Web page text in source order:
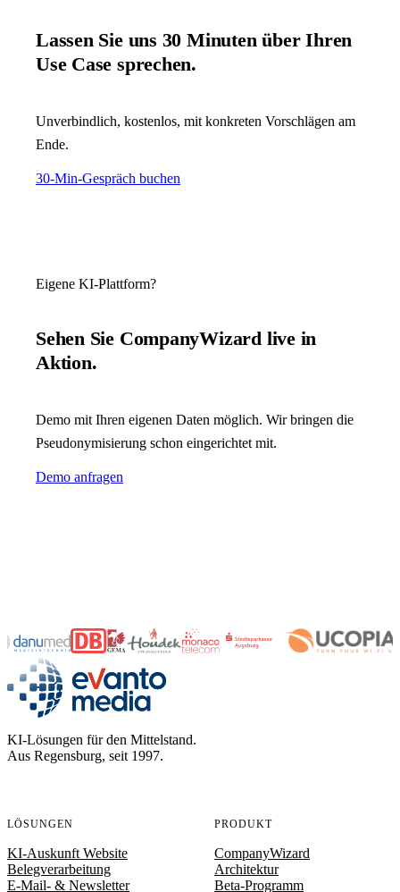
Lassen Sie uns 30 Minuten über Ihren
Use Case sprechen.
Unverbindlich, kostenlos, mit konkreten Vorschlägen am
Ende.
30-Min-Gespräch buchen
Eigene KI-Plattform?
Sehen Sie CompanyWizard live in
Aktion.
Demo mit Ihren eigenen Daten möglich. Wir bringen die
Pseudonymisierung schon eingerichtet mit.
Demo anfragen
evanto media
KI-Lösungen für den Mittelstand.
Aus Regensburg, seit 1997.
LÖSUNGEN
KI-Auskunft Website
Belegverarbeitung
E-Mail- & Newsletter
PRODUKT
CompanyWizard
Architektur
Beta-Programm